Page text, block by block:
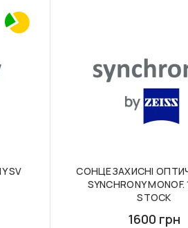
SV
СОНЦЕЗАХИСНІ
SYNCHRONY MONOF.
STOCK
1600 грн